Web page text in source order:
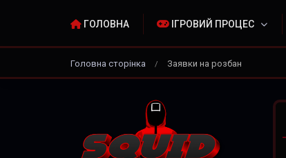
ГОЛОВНА ІГРОВИЙ ПРОЦЕС
Головна сторінка / Заявки на розбан